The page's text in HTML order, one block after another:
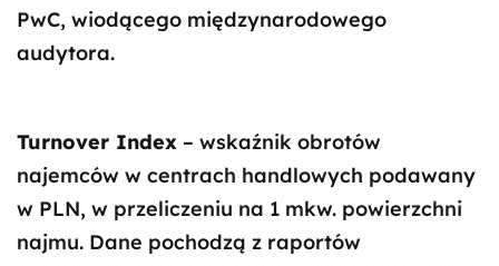
PwC, wiodącego międzynarodowego
audytora.
Turnover Index – wskaźnik obrotów
najemców w centrach handlowych podawany
w PLN, w przeliczeniu na 1 mkw. powierzchni
najmu. Dane pochodzą z raportów